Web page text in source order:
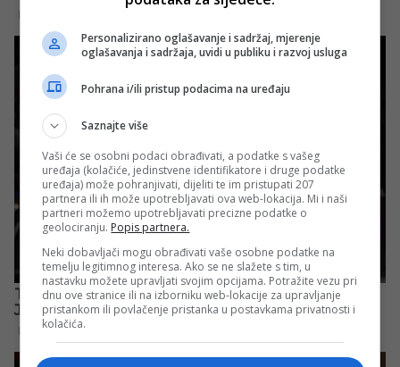
Personalizirano oglašavanje i sadržaj, mjerenje
oglašavanja i sadržaja, uvidi u publiku i razvoj usluga
Pohrana i/ili pristup podacima na uređaju
Saznajte više
Vaši će se osobni podaci obrađivati, a podatke s vašeg
uređaja (kolačiće, jedinstvene identifikatore i druge podatke
uređaja) može pohranjivati, dijeliti te im pristupati 207
partnera ili ih može upotrebljavati ova web-lokacija. Mi i naši
partneri možemo upotrebljavati precizne podatke o
geolociranju. Popis partnera.
Neki dobavljači mogu obrađivati vaše osobne podatke na
temelju legitimnog interesa. Ako se ne slažete s tim, u
nastavku možete upravljati svojim opcijama. Potražite vezu pri
dnu ove stranice ili na izborniku web-lokacije za upravljanje
pristankom ili povlačenje pristanka u postavkama privatnosti i
kolačića.